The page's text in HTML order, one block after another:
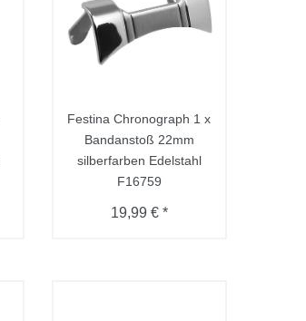
Festina Chronograph 1 x
Bandanstoß 22mm
silberfarben Edelstahl
F16759
19,99 € *